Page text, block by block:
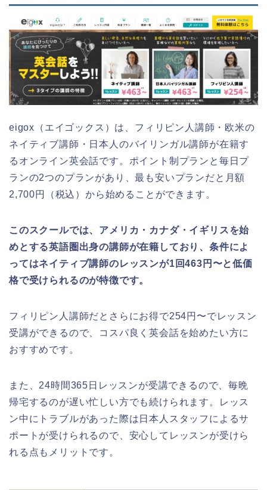
eigox（エイゴックス）は、フィリピン人講師・欧米の
ネイティブ講師・日本人のバイリンガル講師が在籍す
るオンライン英会話です。ポイント制プランと毎日プ
ランの2つのプランがあり、最も安いプランだと月額
2,700円（税込）から始めることができます。
このスクールでは、アメリカ・カナダ・イギリスを始
めとする英語圏出身の講師が在籍しており、条件によ
ってはネイティブ講師のレッスンが1回463円〜と低価
格で受けられるのが特徴です。
フィリピン人講師だとさらにお得で254円〜でレッスン
受講ができるので、コスパ良く英会話を始めたい方に
おすすめです。
また、24時間365日レッスンが受講できるので、毎晩
帰宅するのが遅い忙しい方でも続けられます。レッス
ン中にトラブルがあった際は日本人スタッフによるサ
ポートが受けられるので、安心してレッスンが受けら
れる点もメリットです。